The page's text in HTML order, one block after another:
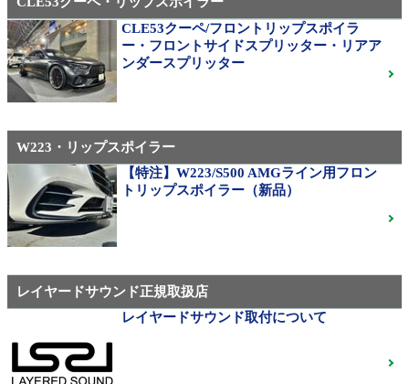
AMG（メルセデスAMG）
21インチ鍛造 TWS EXlete 210M ミシュランパイロッ
310M Exe Monoblock Exlete鍛造23インチ W463A G63
用サイズ（379）
ベンツ中古ホイル・タイヤ
CLE53クーペ/フロントリップスポイラ
ー・フロントサイドスプリッター・リアア
ンダースプリッター
W223・リップスポイラー
【特注】W223/S500 AMGライン用フロン
トリップスポイラー（新品）
レイヤードサウンド正規取扱店
レイヤードサウンド取付について